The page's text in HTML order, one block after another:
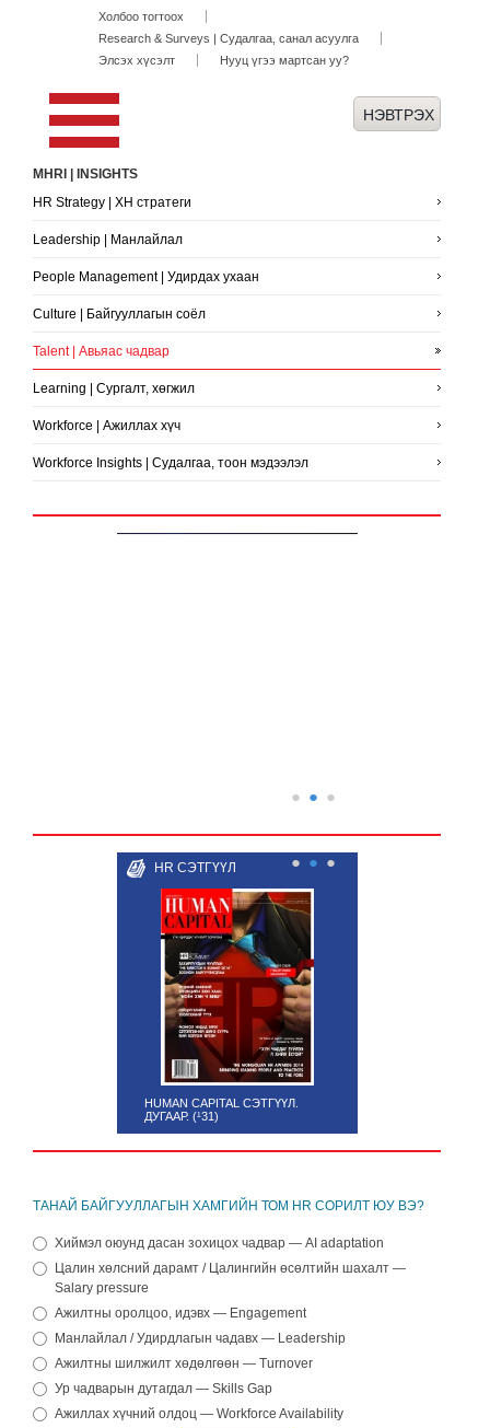
Холбоо тогтоох
Research & Surveys | Судалгаа, санал асуулга
Элсэх хүсэлт
Нууц үгээ мартсан уу?
MHRI | INSIGHTS
HR Strategy | ХН стратеги
Leadership | Манлайлал
People Management | Удирдах ухаан
Culture | Байгууллагын соёл
Talent | Авьяас чадвар
Learning | Сургалт, хөгжил
Workforce | Ажиллах хүч
Workforce Insights | Судалгаа, тоон мэдээлэл
● ● ●
HR СЭТГҮҮЛ
HUMAN CAPITAL СЭТГҮҮЛ.
ДУГААР. (¹31)
● ● ●
ТАНАЙ БАЙГУУЛЛАГЫН ХАМГИЙН ТОМ HR СОРИЛТ ЮУ ВЭ?
Хиймэл оюунд дасан зохицох чадвар — AI adaptation
Цалин хөлсний дарамт / Цалингийн өсөлтийн шахалт —
Salary pressure
Ажилтны оролцоо, идэвх — Engagement
Манлайлал / Удирдлагын чадавх — Leadership
Ажилтны шилжилт хөдөлгөөн — Turnover
Ур чадварын дутагдал — Skills Gap
Ажиллах хүчний олдоц — Workforce Availability